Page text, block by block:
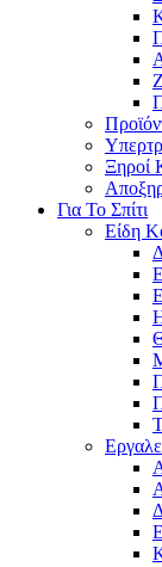
Ξηροί
Για Το Σπίτι
Είδη